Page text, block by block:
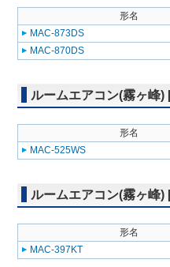
形名
MAC-873DS
MAC-870DS
ルームエアコン(霧ヶ峰)
形名
MAC-525WS
ルームエアコン(霧ヶ峰)
形名
MAC-397KT